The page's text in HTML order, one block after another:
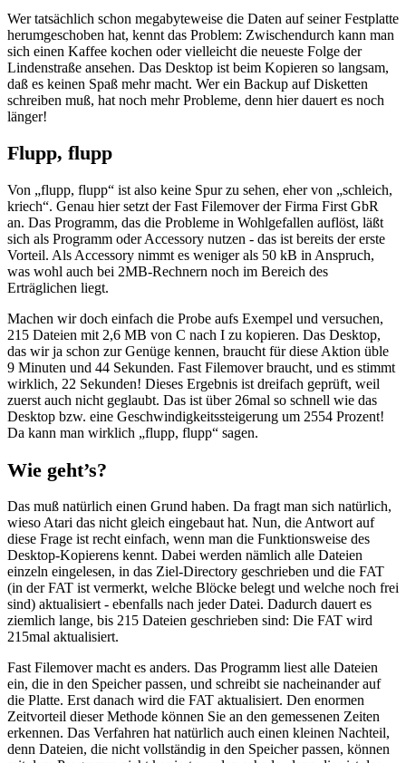
Wer tatsächlich schon megabyteweise die Daten auf seiner Festplatte
herumgeschoben hat, kennt das Problem: Zwischendurch kann man
sich einen Kaffee kochen oder vielleicht die neueste Folge der
Lindenstraße ansehen. Das Desktop ist beim Kopieren so langsam,
daß es keinen Spaß mehr macht. Wer ein Backup auf Disketten
schreiben muß, hat noch mehr Probleme, denn hier dauert es noch
länger!
Flupp, flupp
Von „flupp, flupp“ ist also keine Spur zu sehen, eher von „schleich,
kriech“. Genau hier setzt der Fast Filemover der Firma First GbR
an. Das Programm, das die Probleme in Wohlgefallen auflöst, läßt
sich als Programm oder Accessory nutzen - das ist bereits der erste
Vorteil. Als Accessory nimmt es weniger als 50 kB in Anspruch,
was wohl auch bei 2MB-Rechnern noch im Bereich des
Erträglichen liegt.
Machen wir doch einfach die Probe aufs Exempel und versuchen,
215 Dateien mit 2,6 MB von C nach I zu kopieren. Das Desktop,
das wir ja schon zur Genüge kennen, braucht für diese Aktion üble
9 Minuten und 44 Sekunden. Fast Filemover braucht, und es stimmt
wirklich, 22 Sekunden! Dieses Ergebnis ist dreifach geprüft, weil
zuerst auch nicht geglaubt. Das ist über 26mal so schnell wie das
Desktop bzw. eine Geschwindigkeitssteigerung um 2554 Prozent!
Da kann man wirklich „flupp, flupp“ sagen.
Wie geht’s?
Das muß natürlich einen Grund haben. Da fragt man sich natürlich,
wieso Atari das nicht gleich eingebaut hat. Nun, die Antwort auf
diese Frage ist recht einfach, wenn man die Funktionsweise des
Desktop-Kopierens kennt. Dabei werden nämlich alle Dateien
einzeln eingelesen, in das Ziel-Directory geschrieben und die FAT
(in der FAT ist vermerkt, welche Blöcke belegt und welche noch frei
sind) aktualisiert - ebenfalls nach jeder Datei. Dadurch dauert es
ziemlich lange, bis 215 Dateien geschrieben sind: Die FAT wird
215mal aktualisiert.
Fast Filemover macht es anders. Das Programm liest alle Dateien
ein, die in den Speicher passen, und schreibt sie nacheinander auf
die Platte. Erst danach wird die FAT aktualisiert. Den enormen
Zeitvorteil dieser Methode können Sie an den gemessenen Zeiten
erkennen. Das Verfahren hat natürlich auch einen kleinen Nachteil,
denn Dateien, die nicht vollständig in den Speicher passen, können